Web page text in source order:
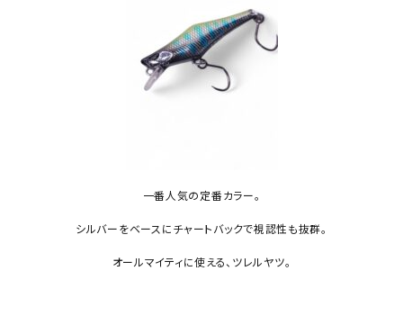
一番人気の定番カラー。
シルバーをベースにチャートバックで視認性も抜群。
オールマイティに使える、ツレルヤツ。